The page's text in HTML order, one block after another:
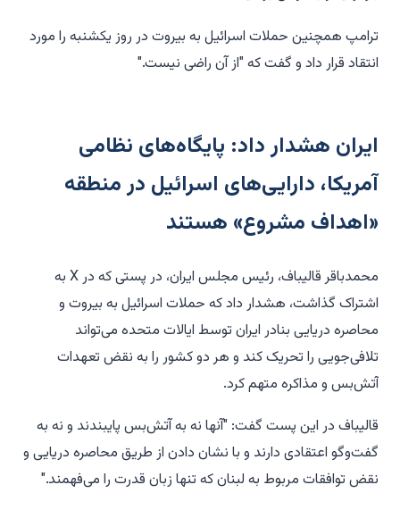
ترامپ همچنین حملات اسرائیل به بیروت در روز یکشنبه را مورد
انتقاد قرار داد و گفت که "از آن راضی نیست."
ایران هشدار داد: پایگاه‌های نظامی
آمریکا، دارایی‌های اسرائیل در منطقه
«اهداف مشروع» هستند
محمدباقر قالیباف، رئیس مجلس ایران، در پستی که در X به
اشتراک گذاشت، هشدار داد که حملات اسرائیل به بیروت و
محاصره دریایی بنادر ایران توسط ایالات متحده می‌تواند
تلافی‌جویی را تحریک کند و هر دو کشور را به نقض تعهدات
آتش‌بس و مذاکره متهم کرد.
قالیباف در این پست گفت: "آنها نه به آتش‌بس پایبندند و نه به
گفت‌وگو اعتقادی دارند و با نشان دادن از طریق محاصره دریایی و
نقض توافقات مربوط به لبنان که تنها زبان قدرت را می‌فهمند."